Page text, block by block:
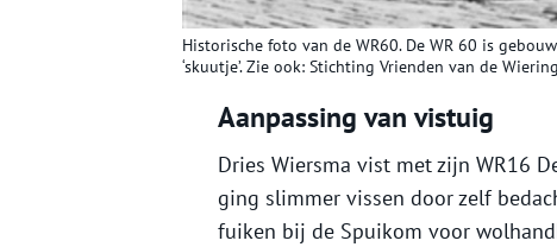
Historische foto van de WR60. De WR 60 is
‘skuutje’. Zie ook: Stichting Vrienden van de
Aanpassing van vistuig
Dries Wiersma vist met zijn WR16
ging slimmer vissen door zelf
fuiken bij de Spuikom voor